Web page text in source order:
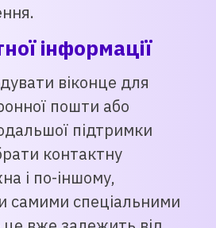
інформації
віконце для
пошти або
підтримки
контактну
і по-іншому,
самими спеціальними